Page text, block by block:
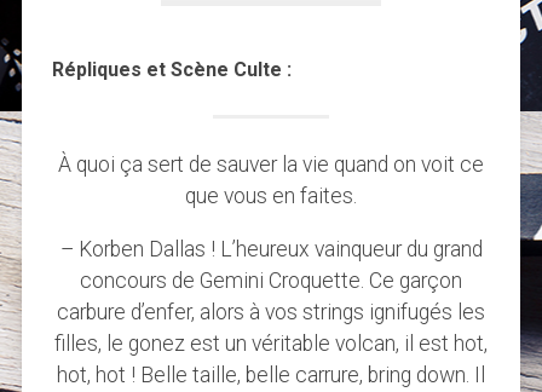
Répliques et Scène Culte :
À quoi ça sert de sauver la vie quand on voit ce
que vous en faites.
– Korben Dallas ! L’heureux vainqueur du grand
concours de Gemini Croquette. Ce garçon
carbure d’enfer, alors à vos strings ignifugés les
filles, le gonez est un véritable volcan, il est hot,
hot, hot ! Belle taille, belle carrure, bring down. Il